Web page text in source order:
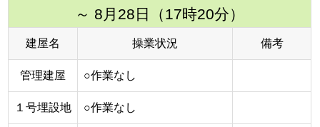
～ 8月28日（17時20分）
建屋名 操業状況 備考
管理建屋 ○作業なし
１号埋設地 ○作業なし